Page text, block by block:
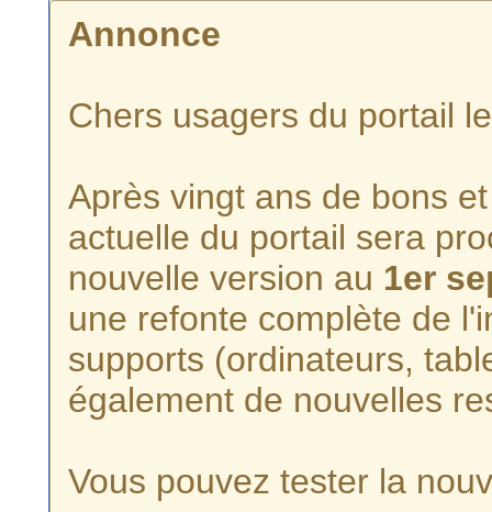
Annonce
Chers usagers du portail
Après vingt ans de bons
actuelle du portail sera
nouvelle version au 1er
une refonte complète de
supports (ordinateurs,
également de nouvelles
Vous pouvez tester la